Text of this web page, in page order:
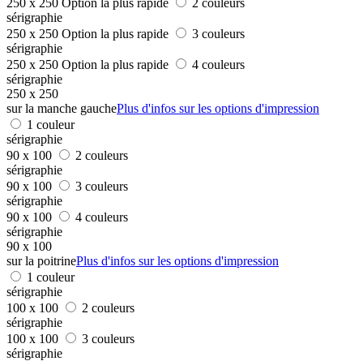
sérigraphie
250 x 250 Option la plus rapide
3 couleurs
sérigraphie
250 x 250 Option la plus rapide
4 couleurs
sérigraphie
250 x 250
sur la manche gauchePlus d'infos sur les options d'impression
1 couleur
sérigraphie
90 x 100
2 couleurs
sérigraphie
90 x 100
3 couleurs
sérigraphie
90 x 100
4 couleurs
sérigraphie
90 x 100
sur la poitrinePlus d'infos sur les options d'impression
1 couleur
sérigraphie
100 x 100
2 couleurs
sérigraphie
100 x 100
3 couleurs
sérigraphie